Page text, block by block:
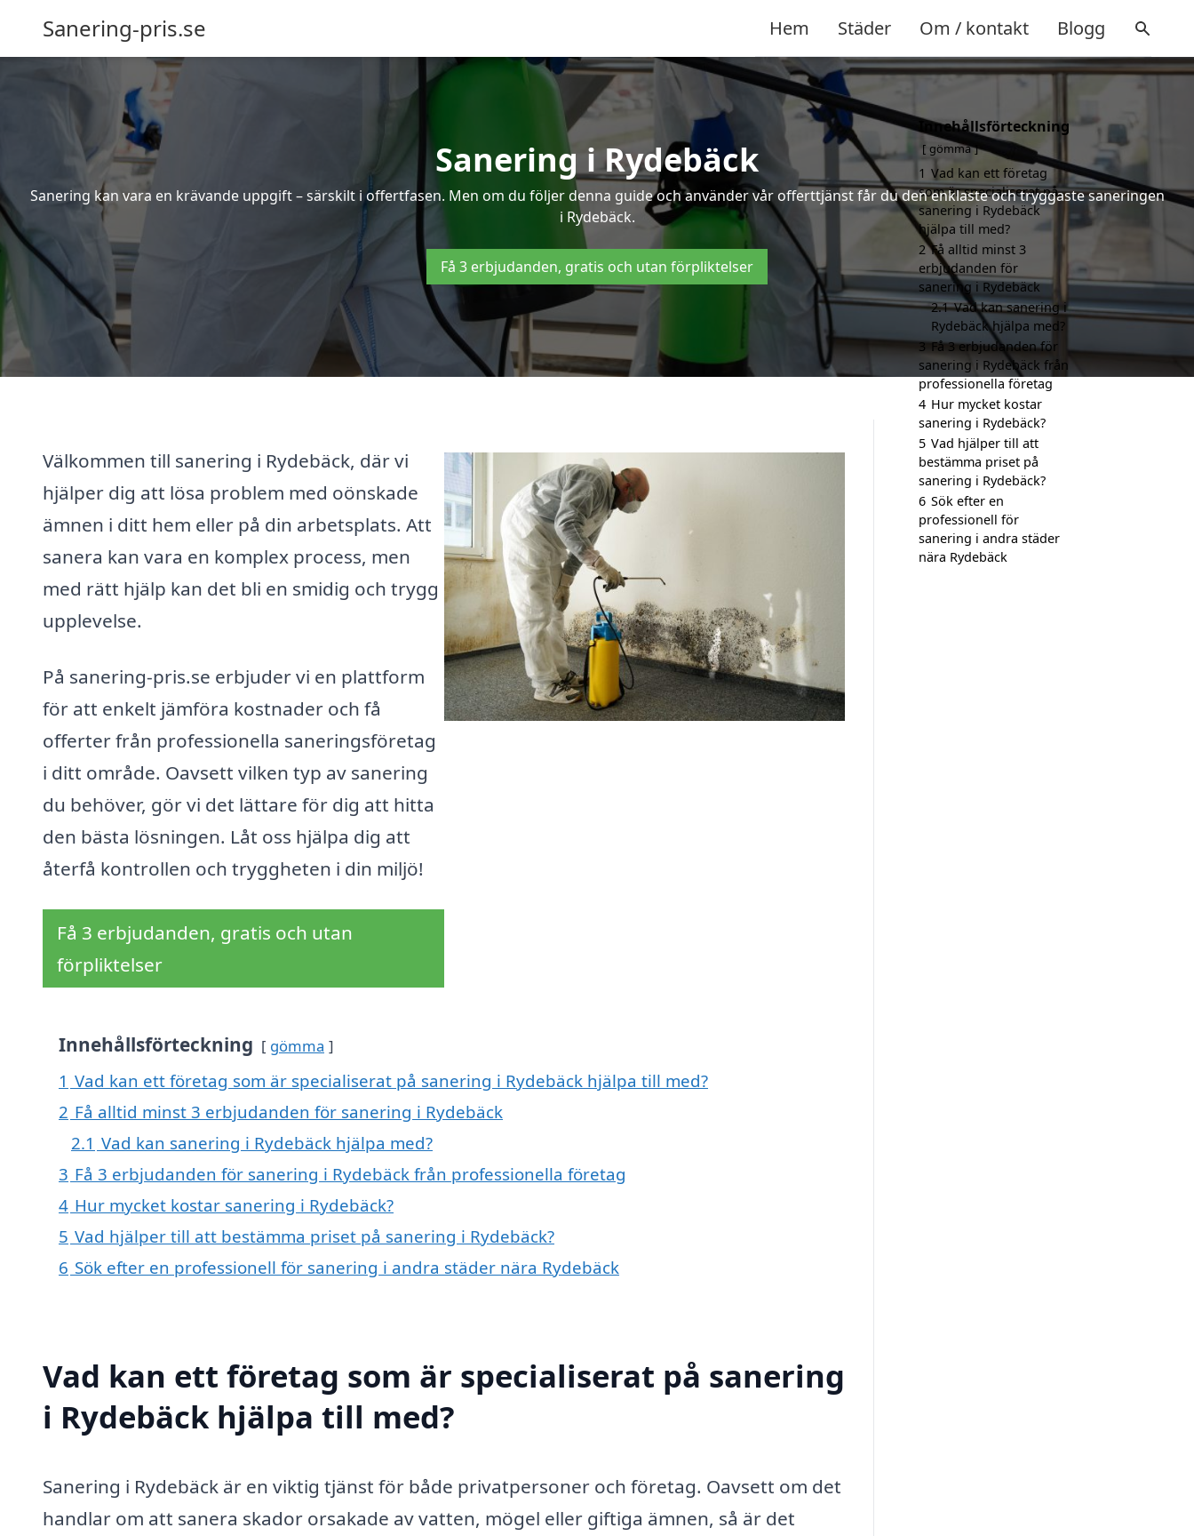
Sanering-pris.se Hem Städer Om / kontakt Blogg
Sanering i Rydebäck
Sanering kan vara en krävande uppgift – särskilt i offertfasen. Men om du följer denna guide och använder vår offerttjänst får du den enklaste och tryggaste saneringen
i Rydebäck.
Få 3 erbjudanden, gratis och utan förpliktelser
Välkommen till sanering i Rydebäck, där vi
hjälper dig att lösa problem med oönskade
ämnen i ditt hem eller på din arbetsplats. Att
sanera kan vara en komplex process, men
med rätt hjälp kan det bli en smidig och trygg
upplevelse.
På sanering-pris.se erbjuder vi en plattform
för att enkelt jämföra kostnader och få
offerter från professionella saneringsföretag
i ditt område. Oavsett vilken typ av sanering
du behöver, gör vi det lättare för dig att hitta
den bästa lösningen. Låt oss hjälpa dig att
återfå kontrollen och tryggheten i din miljö!
Få 3 erbjudanden, gratis och utan
förpliktelser
Innehållsförteckning gömma
1 Vad kan ett företag som är specialiserat på sanering i Rydebäck hjälpa till med?
2 Få alltid minst 3 erbjudanden för sanering i Rydebäck
2.1 Vad kan sanering i Rydebäck hjälpa med?
3 Få 3 erbjudanden för sanering i Rydebäck från professionella företag
4 Hur mycket kostar sanering i Rydebäck?
5 Vad hjälper till att bestämma priset på sanering i Rydebäck?
6 Sök efter en professionell för sanering i andra städer nära Rydebäck
Vad kan ett företag som är specialiserat på sanering
i Rydebäck hjälpa till med?
Sanering i Rydebäck är en viktig tjänst för både privatpersoner och företag. Oavsett om det
handlar om att sanera skador orsakade av vatten, mögel eller giftiga ämnen, så är det
Innehållsförteckning
gömma
1 Vad kan ett företag
som är specialiserat på
sanering i Rydebäck
hjälpa till med?
2 Få alltid minst 3
erbjudanden för
sanering i Rydebäck
2.1 Vad kan sanering i
Rydebäck hjälpa med?
3 Få 3 erbjudanden för
sanering i Rydebäck från
professionella företag
4 Hur mycket kostar
sanering i Rydebäck?
5 Vad hjälper till att
bestämma priset på
sanering i Rydebäck?
6 Sök efter en
professionell för
sanering i andra städer
nära Rydebäck